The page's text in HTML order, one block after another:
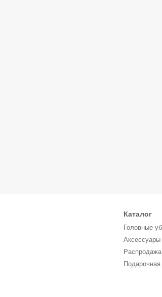
Каталог
Головные
Аксессуары
Распродажа
Подарочная